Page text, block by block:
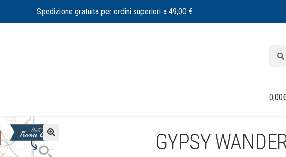
Spedizione gratuita per ordini superiori a 49,00 €
0,00€
🔍 GYPSY